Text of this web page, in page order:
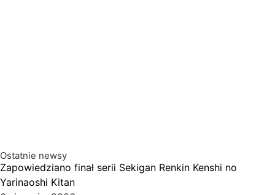
Ostatnie newsy
Zapowiedziano finał serii Sekigan Renkin Kenshi no
Yarinaoshi Kitan